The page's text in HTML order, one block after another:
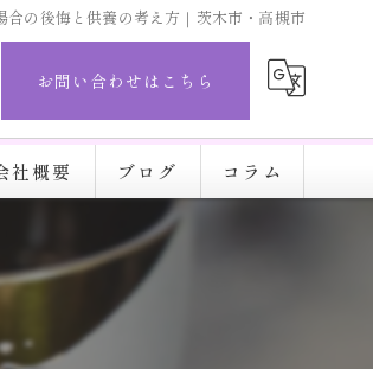
の後悔と供養の考え方｜茨木市・高槻市
お問い合わせはこちら
社概要 ブログ コラム